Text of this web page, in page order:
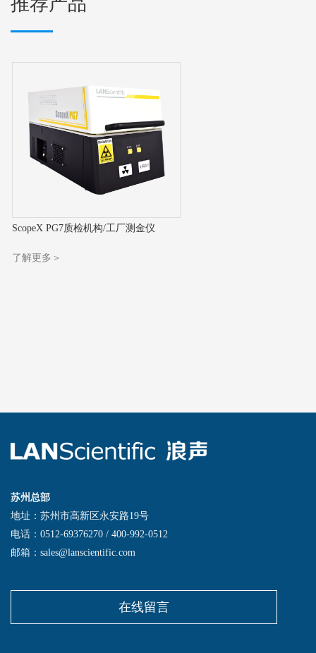
ScopeX PG7质检机构/工厂测金仪
了解更多＞
苏州总部
地址：苏州市高新区永安路19号
电话：0512-69376270 / 400-992-0512
邮箱：sales@lanscientific.com
在线留言